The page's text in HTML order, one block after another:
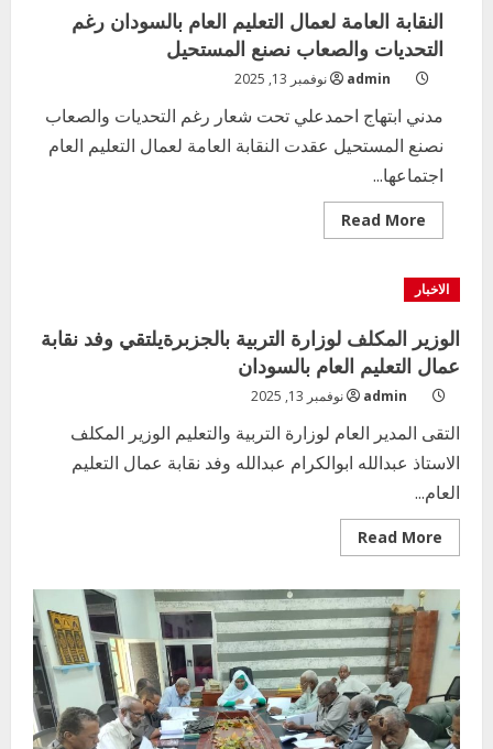
النقابة العامة لعمال التعليم العام بالسودان رغم
التحديات والصعاب نصنع المستحيل
admin نوفمبر 13, 2025
مدني ابتهاج احمدعلي تحت شعار رغم التحديات والصعاب
نصنع المستحيل عقدت النقابة العامة لعمال التعليم العام
اجتماعها...
Read More
more
العام
بالسودان
رغم
التحديات
والصعاب
نصنع
الاخبار
الوزير المكلف لوزارة التربية بالجزبرةيلتقي وفد نقابة
عمال التعليم العام بالسودان
admin نوفمبر 13, 2025
التقى المدير العام لوزارة التربية والتعليم الوزير المكلف
الاستاذ عبدالله ابوالكرام عبدالله وفد نقابة عمال التعليم
العام...
Read More
more
المكلف
لوزارة
التربية
بالجزبرةيلتقي
وفد
نقابة
عمال
التعليم
العام
بالسودان